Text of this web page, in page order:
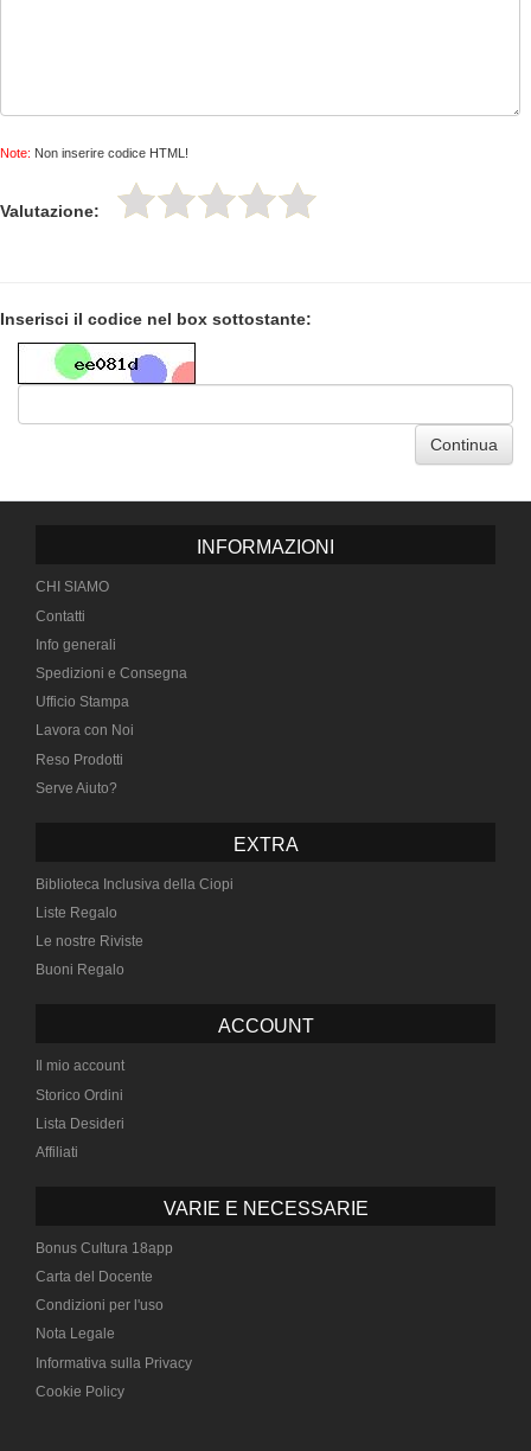
Note: Non inserire codice HTML!
Valutazione:
Inserisci il codice nel box sottostante:
Continua
INFORMAZIONI
CHI SIAMO
Contatti
Info generali
Spedizioni e Consegna
Ufficio Stampa
Lavora con Noi
Reso Prodotti
Serve Aiuto?
EXTRA
Biblioteca Inclusiva della Ciopi
Liste Regalo
Le nostre Riviste
Buoni Regalo
ACCOUNT
Il mio account
Storico Ordini
Lista Desideri
Affiliati
VARIE E NECESSARIE
Bonus Cultura 18app
Carta del Docente
Condizioni per l'uso
Nota Legale
Informativa sulla Privacy
Cookie Policy